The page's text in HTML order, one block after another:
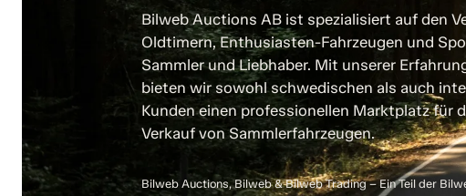
Bilweb Auctions AB ist spezialisiert auf den
Oldtimern, Enthusiasten-Fahrzeugen und
Sammler und Liebhaber. Mit unserer
bieten wir sowohl schwedischen als auch
Kunden einen professionellen Marktplatz für
Verkauf von Sammlerfahrzeugen.
Bilweb Auctions, Bilweb & Bilweb Trading – Ein Teil der